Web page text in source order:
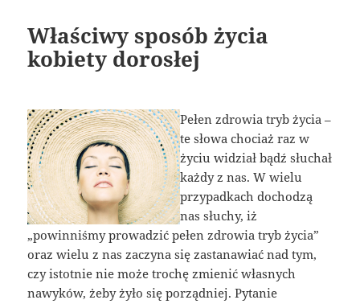
Właściwy sposób życia
kobiety dorosłej
Pełen zdrowia tryb życia –
te słowa chociaż raz w
życiu widział bądź słuchał
każdy z nas. W wielu
przypadkach dochodzą
nas słuchy, iż
„powinniśmy prowadzić pełen zdrowia tryb życia”
oraz wielu z nas zaczyna się zastanawiać nad tym,
czy istotnie nie może trochę zmienić własnych
nawyków, żeby żyło się porządniej. Pytanie